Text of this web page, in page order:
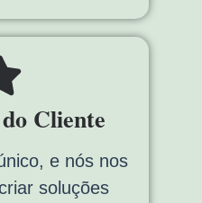
Cliente
e nós nos
soluções